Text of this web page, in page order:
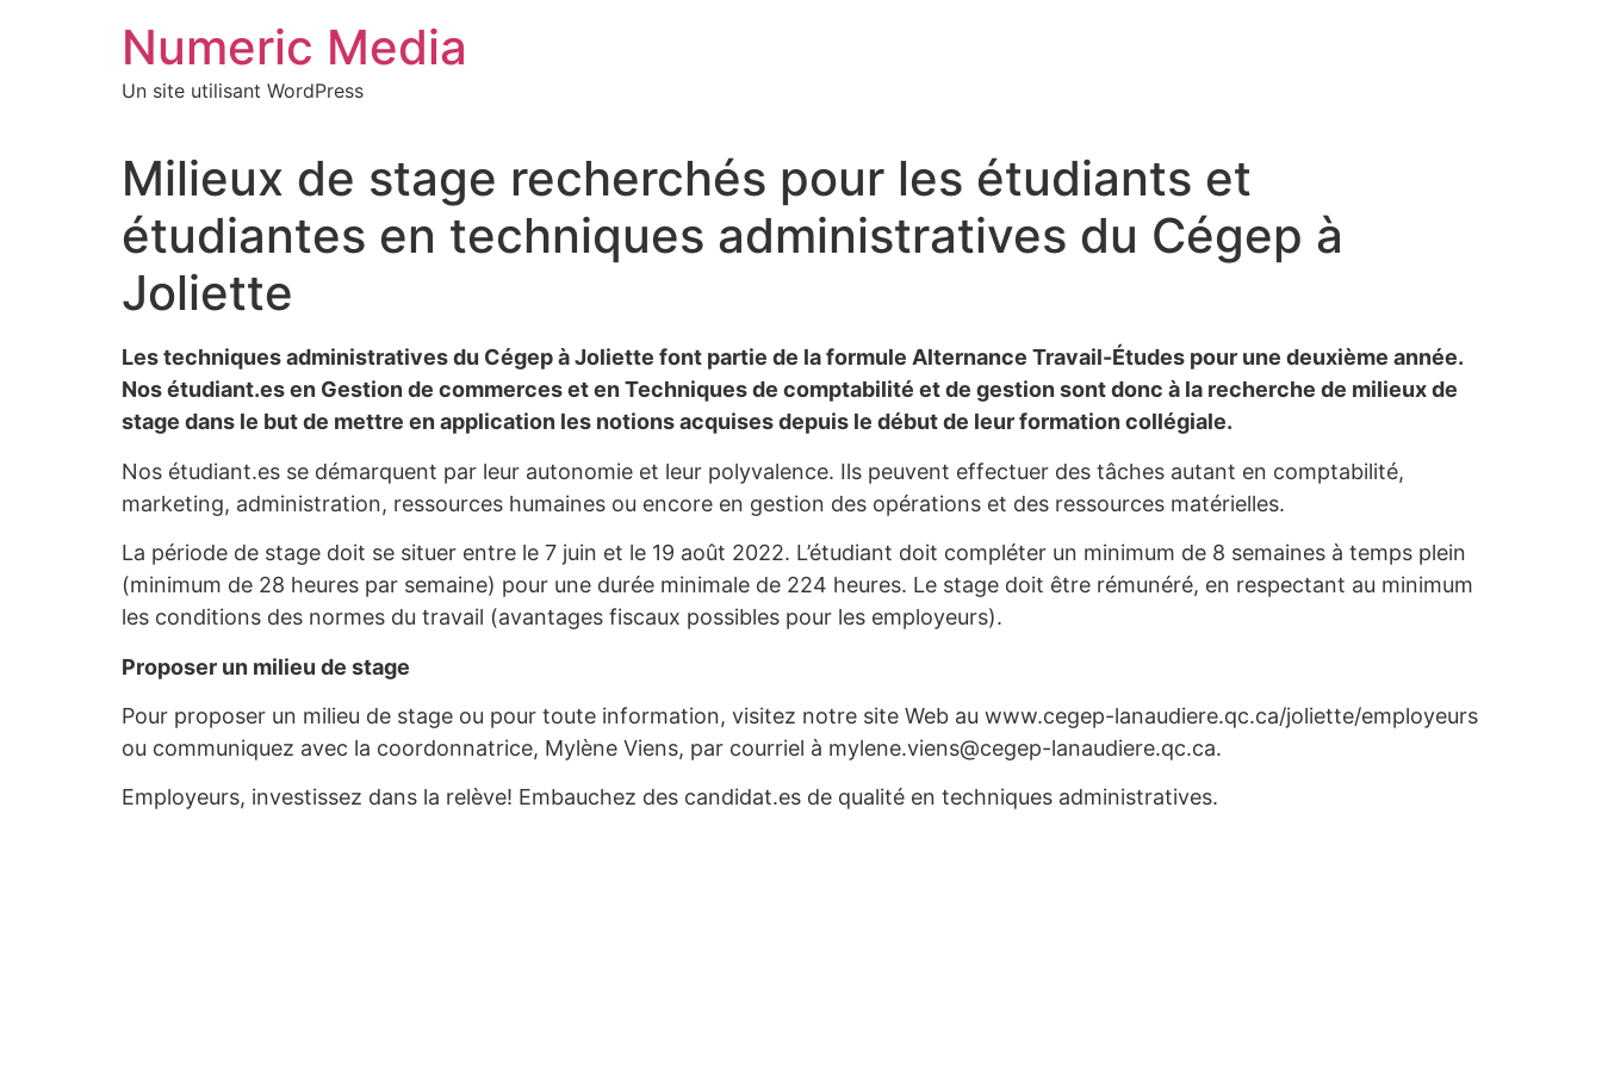
Numeric Media
Un site utilisant WordPress
Milieux de stage recherchés pour les étudiants et
étudiantes en techniques administratives du Cégep à
Joliette
Les techniques administratives du Cégep à Joliette font partie de la formule Alternance Travail-Études pour une deuxième année.
Nos étudiant.es en Gestion de commerces et en Techniques de comptabilité et de gestion sont donc à la recherche de milieux de
stage dans le but de mettre en application les notions acquises depuis le début de leur formation collégiale.
Nos étudiant.es se démarquent par leur autonomie et leur polyvalence. Ils peuvent effectuer des tâches autant en comptabilité,
marketing, administration, ressources humaines ou encore en gestion des opérations et des ressources matérielles.
La période de stage doit se situer entre le 7 juin et le 19 août 2022. L’étudiant doit compléter un minimum de 8 semaines à temps plein
(minimum de 28 heures par semaine) pour une durée minimale de 224 heures. Le stage doit être rémunéré, en respectant au minimum
les conditions des normes du travail (avantages fiscaux possibles pour les employeurs).
Proposer un milieu de stage
Pour proposer un milieu de stage ou pour toute information, visitez notre site Web au www.cegep-lanaudiere.qc.ca/joliette/employeurs
ou communiquez avec la coordonnatrice, Mylène Viens, par courriel à mylene.viens@cegep-lanaudiere.qc.ca.
Employeurs, investissez dans la relève! Embauchez des candidat.es de qualité en techniques administratives.